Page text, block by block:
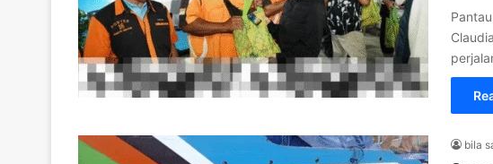
bila